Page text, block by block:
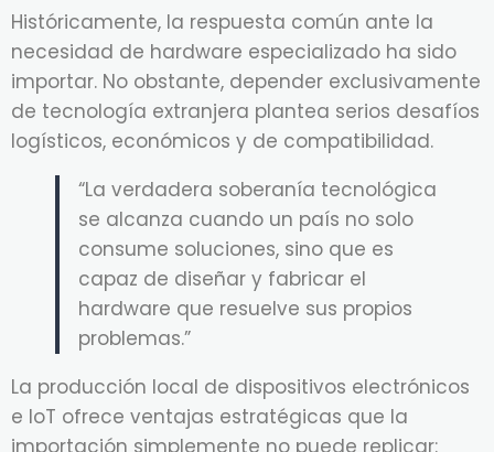
Históricamente, la respuesta común ante la
necesidad de hardware especializado ha sido
importar. No obstante, depender exclusivamente
de tecnología extranjera plantea serios desafíos
logísticos, económicos y de compatibilidad.
“La verdadera soberanía tecnológica
se alcanza cuando un país no solo
consume soluciones, sino que es
capaz de diseñar y fabricar el
hardware que resuelve sus propios
problemas.”
La producción local de dispositivos electrónicos
e IoT ofrece ventajas estratégicas que la
importación simplemente no puede replicar: